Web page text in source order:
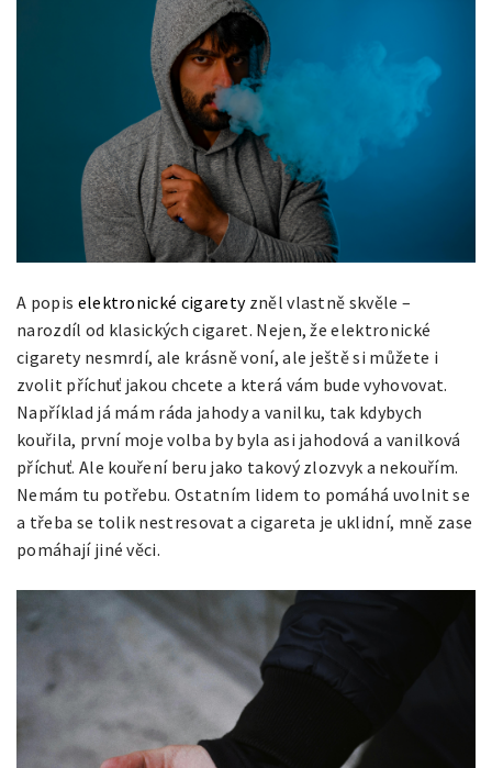
A popis elektronické cigaretyzněl vlastně skvěle –
narozdíl od klasických cigaret. Nejen, že elektronické
cigarety nesmrdí, ale krásně voní, ale ještě si můžete i
zvolit příchuť jakou chcete a která vám bude vyhovovat.
Například já mám ráda jahody a vanilku, tak kdybych
kouřila, první moje volba by byla asi jahodová a vanilková
příchuť. Ale kouření beru jako takový zlozvyk a nekouřím.
Nemám tu potřebu. Ostatním lidem to pomáhá uvolnit se
a třeba se tolik nestresovat a cigareta je uklidní, mně zase
pomáhají jiné věci.